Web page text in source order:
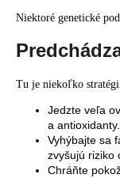
Niektoré genetické
Tu je niekoľko
Jedzte veľa
a antioxidanty.
Vyhýbajte sa
zvyšujú riziko
Chráňte